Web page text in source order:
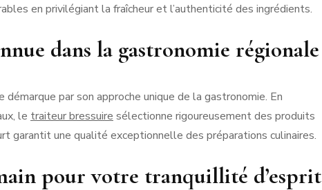
en privilégiant la fraîcheur et l’authenticité des ingrédients.
dans la gastronomie régionale
par son approche unique de la gastronomie. En
le traiteur bressuire sélectionne rigoureusement des produits
garantit une qualité exceptionnelle des préparations culinaires.
pour votre tranquillité d’esprit